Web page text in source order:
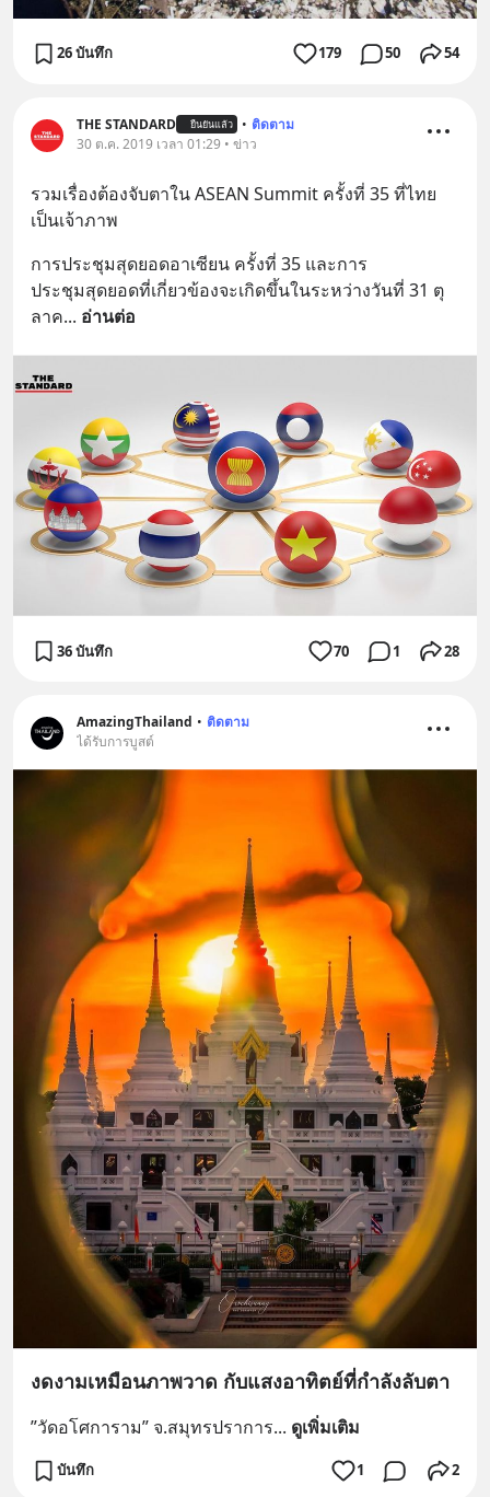
26 บันทึก 179 50 54
THE STANDARD ยืนยันแล้ว • ติดตาม
30 ต.ค. 2019 เวลา 01:29 • ข่าว
รวมเรื่องต้องจับตาใน ASEAN Summit ครั้งที่ 35 ที่ไทย
เป็นเจ้าภาพ
การประชุมสุดยอดอาเซียน ครั้งที่ 35 และการ
ประชุมสุดยอดที่เกี่ยวข้องจะเกิดขึ้นในระหว่างวันที่ 31 ตุ
ลาค... อ่านต่อ
36 บันทึก 70 1 28
AmazingThailand • ติดตาม
ได้รับการบูสต์
งดงามเหมือนภาพวาด กับแสงอาทิตย์ที่กำลังลับตา
”วัดอโศการาม” จ.สมุทรปราการ... ดูเพิ่มเติม
บันทึก 1 2